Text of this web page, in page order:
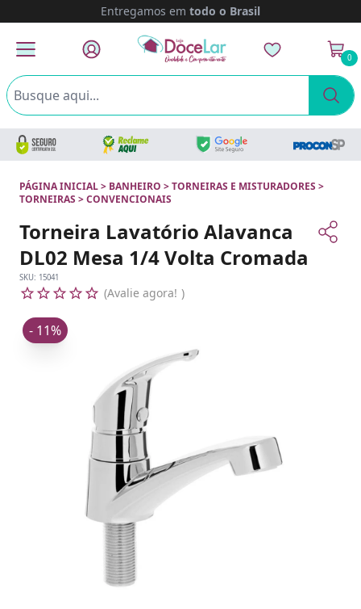
Entregamos em todo o Brasil
0
PÁGINA INICIAL> BANHEIRO >TORNEIRAS E MISTURADORES >
TORNEIRAS >CONVENCIONAIS
Torneira Lavatório Alavanca
DL02 Mesa 1/4 Volta Cromada
SKU: 15041
Avalie agora!
- 11%